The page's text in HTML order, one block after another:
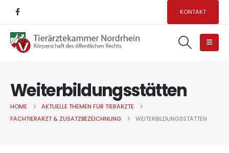
KONTAKT
Weiterbildungsstätten
HOME
AKTUELLE THEMEN FÜR TIERÄRZTE
FACHTIERARZT & ZUSATZBEZEICHNUNG
WEITERBILDUNGSSTÄTTEN